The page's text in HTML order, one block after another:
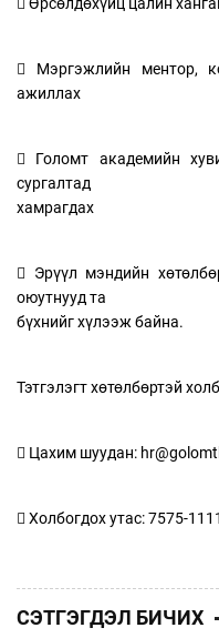
 Өрсөлдөхүйц цалин
 Мэргэжлийн ментор,
ажиллах
 Голомт академийн
сургалтад
хамрагдах
 Эрүүл мэндийн
оюутнууд та
бүхнийг хүлээж байна.
Тэтгэлэгт хөтөлбөртэй
 Цахим шуудан:
 Холбогдох утас: 7575-
СЭТГЭГДЭЛ БИЧИХ